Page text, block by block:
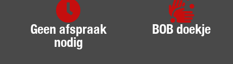
Geen afspraak
nodig
BOB doekje